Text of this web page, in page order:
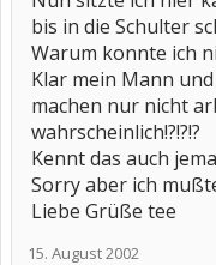
bis in die Schulter
Warum konnte ich
Klar mein Mann
machen nur nicht
wahrscheinlich!?!?!?
Kennt das auch
Sorry aber ich
Liebe Grüße tee
15. August 2002